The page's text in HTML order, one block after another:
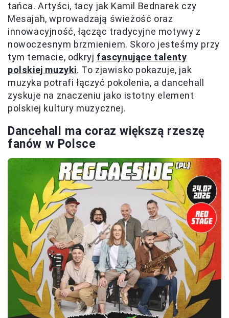
tańca. Artyści, tacy jak Kamil Bednarek czy
Mesajah, wprowadzają świeżość oraz
innowacyjność, łącząc tradycyjne motywy z
nowoczesnym brzmieniem. Skoro jesteśmy przy
tym temacie, odkryj fascynujące talenty
polskiej muzyki. To zjawisko pokazuje, jak
muzyka potrafi łączyć pokolenia, a dancehall
zyskuje na znaczeniu jako istotny element
polskiej kultury muzycznej.
Dancehall ma coraz większą rzeszę
fanów w Polsce